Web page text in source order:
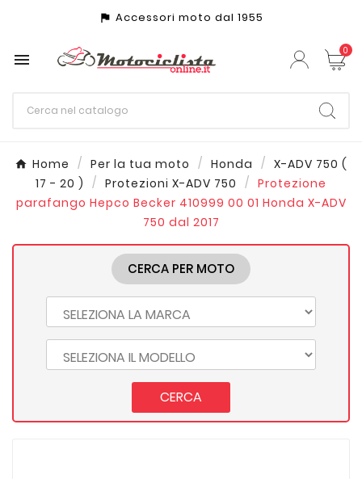
assistant_photo Accessori moto dal 1955
 0
Home Per la tua moto Honda
X-ADV 750 (
17 - 20 )
Protezioni X-ADV 750
Protezione
parafango Hepco Becker 410999 00 01 Honda X-ADV
750 dal 2017
CERCA PER MOTO
CERCA